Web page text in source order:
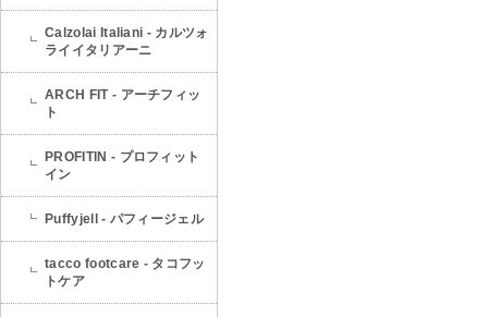
Calzolai Italiani - カルツォ
ライイタリアーニ
ARCH FIT - アーチフィッ
ト
PROFITIN - プロフィット
イン
Puffyjell - パフィージェル
tacco footcare - タコフッ
トケア